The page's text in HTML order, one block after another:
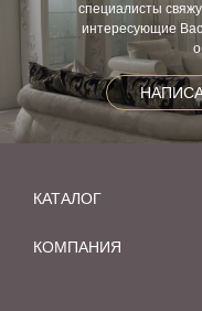
специалисты
интересующие
КАТАЛОГ
Мебель
КОМПАНИЯ